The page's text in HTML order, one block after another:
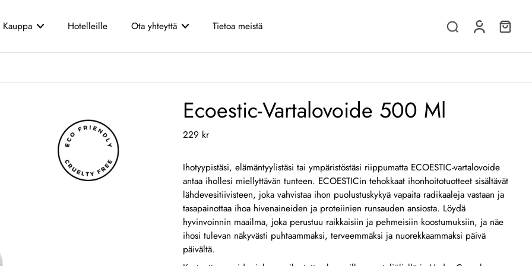
Kauppa Hotelleille Ota yhteyttä
Onko sinulla kysyttävää tai huolenaiheita tuotteistamme tai palvelustamme? Ota rohkeasti
kysymyksiisi.
Puhelin
Viesti
Tietoa meistä
Ecoestic-Vartalovoide 500 Ml
229 kr
Ihotyypistäsi, elämäntyylistäsi tai ympäristöstäsi riippumatta ECOESTIC-vartalovoide
antaa ihollesi miellyttävän tunteen. ECOESTICin tehokkaat ihonhoitotuotteet sisältävät
lähdevesitiivisteen, joka vahvistaa ihon puolustuskykyä vapaita radikaaleja vastaan ja
tasapainottaa ihoa hivenaineiden ja proteiinien runsauden ansiosta. Löydä
hyvinvoinnin maailma, joka perustuu raikkaisiin ja pehmeisiin koostumuksiin, ja näe
ihosi tulevan näkyvästi puhtaammaksi, terveemmäksi ja nuorekkaammaksi päivä
päivältä.